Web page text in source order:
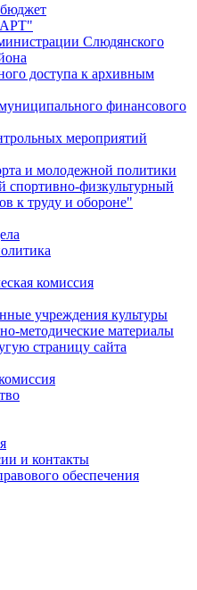
Слюдянского
доступа к архивным
финансового
мероприятий
и молодежной политики
спортивно-физкультурный
к труду и обороне"
комиссия
учреждения культуры
методические материалы
страницу сайта
и контакты
обеспечения